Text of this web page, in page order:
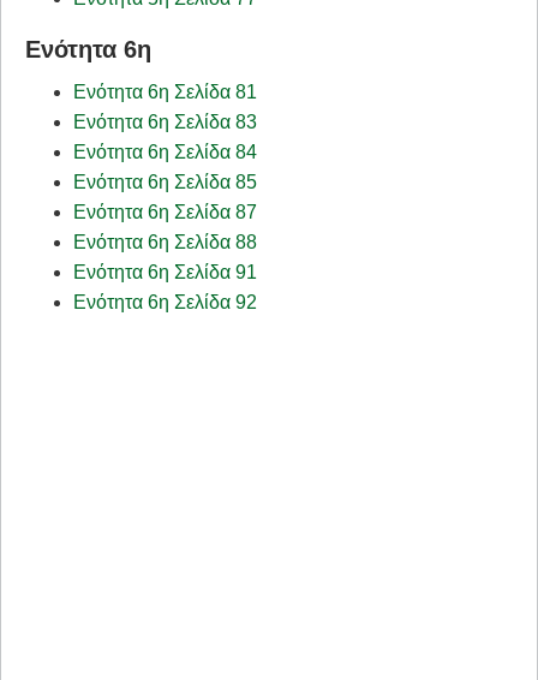
Ενότητα 6η
Ενότητα 6η Σελίδα 81
Ενότητα 6η Σελίδα 83
Ενότητα 6η Σελίδα 84
Ενότητα 6η Σελίδα 85
Ενότητα 6η Σελίδα 87
Ενότητα 6η Σελίδα 88
Ενότητα 6η Σελίδα 91
Ενότητα 6η Σελίδα 92